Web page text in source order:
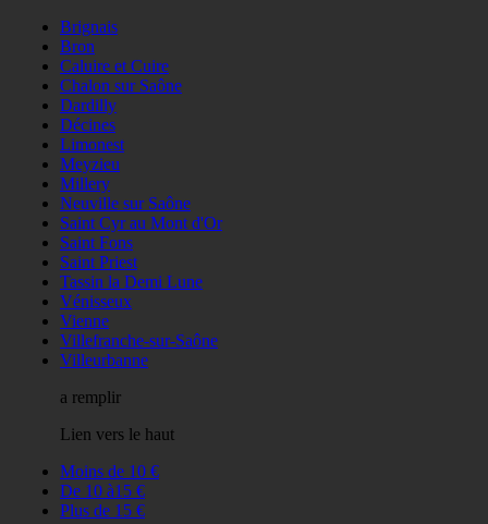
Brignais
Bron
Caluire et Cuire
Chalon sur Saône
Dardilly
Décines
Limonest
Meyzieu
Millery
Neuville sur Saône
Saint Cyr au Mont d'Or
Saint Fons
Saint Priest
Tassin la Demi Lune
Vénisseux
Vienne
Villefranche-sur-Saône
Villeurbanne
a remplir
Lien vers le haut
Moins de 10 €
De 10 à15 €
Plus de 15 €